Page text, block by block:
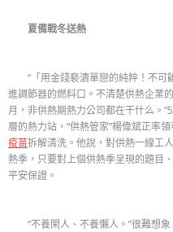
夏備戰冬送熱
“「用金錢褻瀆單戀的純粹！不可
進調節器的燃料口。不清楚供熱企業
月，非供熱期熱力公司都在干什么。
層的熱力站，“供熱管家”楊偉斌正率
疫苗拆解清洗。他說，對供熱一線工
熱季，只要對上個供熱季呈現的題目
平安保證。
“不養閑人、不養懶人。”很難想象